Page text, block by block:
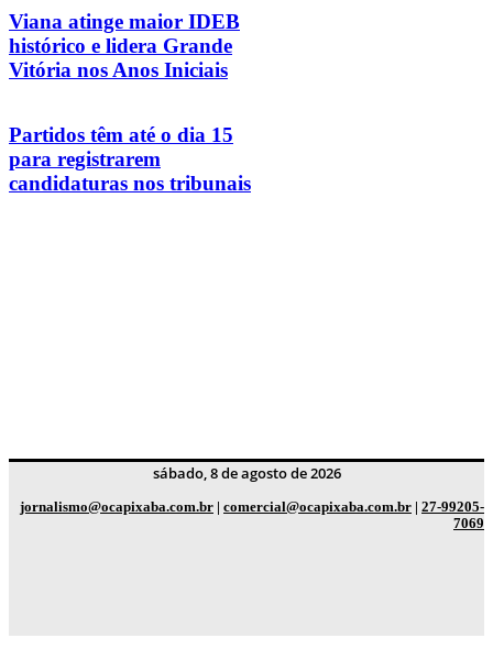
Viana atinge maior IDEB
histórico e lidera Grande
Vitória nos Anos Iniciais
Partidos têm até o dia 15
para registrarem
candidaturas nos tribunais
sábado, 8 de agosto de 2026
jornalismo@ocapixaba.com.br | comercial@ocapixaba.com.br | 27-99205-
7069